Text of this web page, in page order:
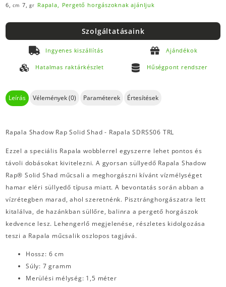
6,cm 7,gr Rapala, Pergető horgászoknak ajánljuk
Szolgáltatásaink
Ingyenes kiszállítás Ajándékok
Hatalmas raktárkészlet Hűségpont rendszer
Leírás Vélemények (0) Paraméterek Értesítések
Rapala Shadow Rap Solid Shad - Rapala SDRSS06 TRL
Ezzel a speciális Rapala wobblerrel egyszerre lehet pontos és
távoli dobásokat kivitelezni. A gyorsan süllyedő Rapala Shadow
Rap® Solid Shad műcsali a meghorgászni kívánt vízmélységet
hamar eléri süllyedő típusa miatt. A bevontatás során abban a
vízrétegben marad, ahol szeretnénk. Pisztránghorgászatra lett
kitalálva, de hazánkban süllőre, balinra a pergető horgászok
kedvence lesz. Lehengerlő megjelenése, részletes kidolgozása
teszi a Rapala műcsalik oszlopos tagjává.
Hossz: 6 cm
Súly: 7 gramm
Merülési mélység: 1,5 méter